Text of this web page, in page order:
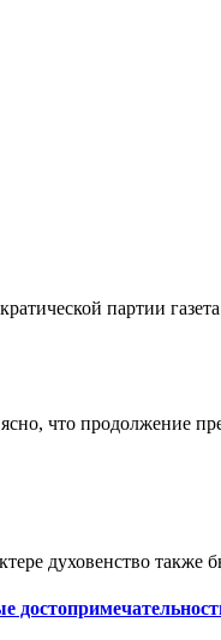
партии
что продолжение
духовенство